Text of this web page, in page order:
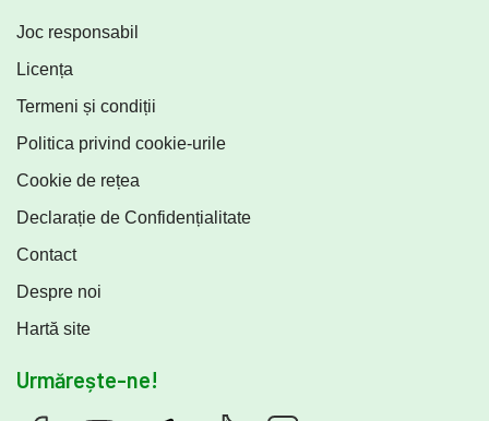
Joc responsabil
Licența
Termeni și condiții
Politica privind cookie-urile
Cookie de rețea
Declarație de Confidențialitate
Contact
Despre noi
Hartă site
Urmărește-ne!